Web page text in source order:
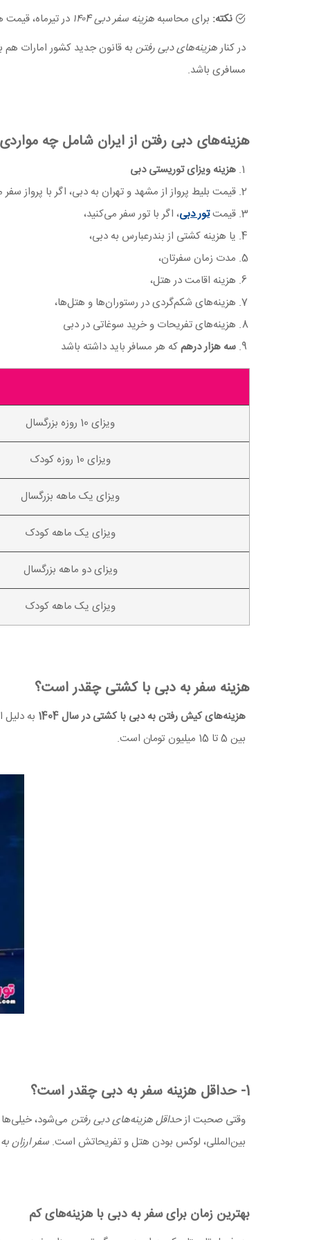
نکته: برای محاسبه هزینه سفر دبی ۱۴۰4
در تیرماه، قیمت هر درهم 25,710 تومان
در کنارهزینه‌های دبی رفتنبه قانون جدید کشور امارات هم
مسافری باشد.
هزینه‌های دبی رفتن از ایران شامل چه
هزینه ویزای توریستی دبی
قیمت بلیط پرواز از مشهد و تهران به دبی، اگر با پرواز سفر
قیمتتور دبی، اگر با تور سفر می‌کنید،
یا هزینه کشتی از بندرعبارس به دبی،
مدت زمان سفرتان،
هزینه اقامت در هتل،
هزینه‌های شکم‌گردی در رستوران‌ها و هتل‌ها،
هزینه‌های تفریحات و خرید سوغاتی در دبی
سه هزار درهمکه هر مسافر باید داشته باشد
ویزای 10 روزه بزرگسال
ویزای 10 روزه کودک
ویزای یک ماهه بزرگسال
ویزای یک ماهه کودک
ویزای دو ماهه بزرگسال
ویزای یک ماهه کودک
هزینه سفر به دبی با کشتی چقدر است؟
هزینه‌های کیش رفتن به دبی با کشتی در سال 1404
به
بین 5 تا 15 میلیون تومان است.
1- حداقل هزینه سفر به دبی چقدر است؟
وقتی صحبت ازحداقل هزینه‌های دبی رفتن می‌شود، خیلی‌ها
بین‌المللی، لوکس بودن هتل و تفریحاتش است. سفر ارزان
بهترین زمان برای سفر به دبی با هزینه‌های کم